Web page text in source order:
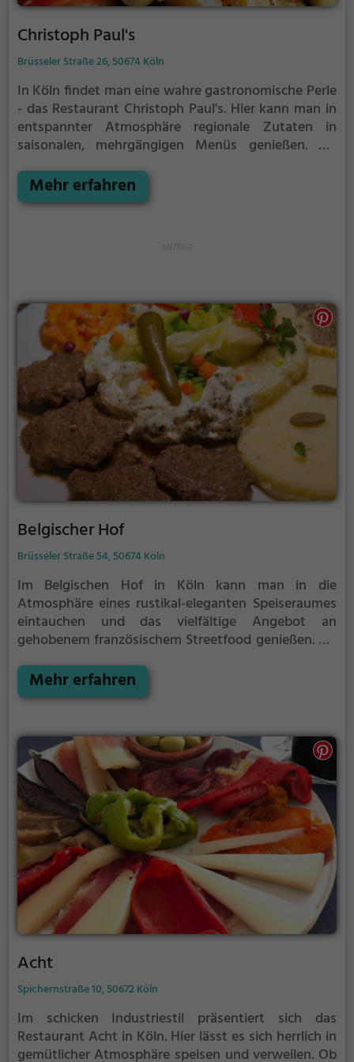
Christoph Paul's
Brüsseler Straße 26, 50674 Köln
In Köln findet man eine wahre gastronomische Perle
- das Restaurant Christoph Paul's. Hier kann man in
entspannter Atmosphäre regionale Zutaten in
saisonalen, mehrgängigen Menüs genießen. Ob
gesunde oder vegetarische Gerichte - für jeden
Geschmack ist etwas dabei.
Mehr erfahren
Belgischer Hof
Brüsseler Straße 54, 50674 Köln
Im Belgischen Hof in Köln kann man in die
Atmosphäre eines rustikal-eleganten Speiseraumes
eintauchen und das vielfältige Angebot an
gehobenem französischem Streetfood genießen. Ob
vegetarische Gerichte - hier wird jeder fündig. Der
grüne Innenhof lädt zum Verweilen ein und der
Frühstücksangebot lässt keine Wünsche offen. Hier
kann man sich kulinarisch verwöhnen lassen und
einen Hauch von Frankreich in Köln erleben.
Mehr erfahren
Acht
Spichernstraße 10, 50672 Köln
Im schicken Industriestil präsentiert sich das
Restaurant Acht in Köln. Hier lässt es sich herrlich in
gemütlicher Atmosphäre speisen und verweilen. Ob